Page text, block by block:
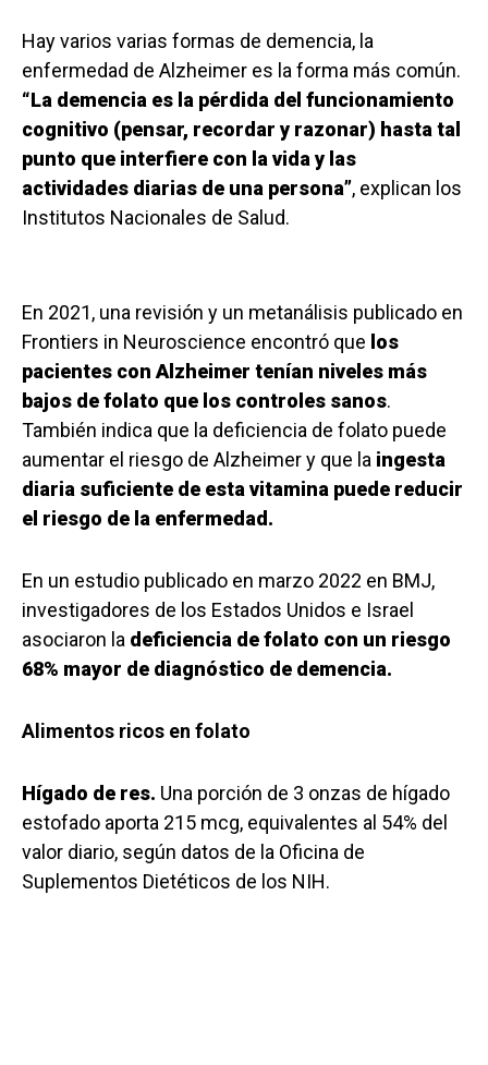
Hay varios varias formas de demencia, la
enfermedad de Alzheimer es la forma más común.
“La demencia es la pérdida del funcionamiento
cognitivo (pensar, recordar y razonar) hasta tal
punto que interfiere con la vida y las
actividades diarias de una persona”, explican los
Institutos Nacionales de Salud.
En 2021, una revisión y un metanálisis publicado en
Frontiers in Neuroscience encontró que los
pacientes con Alzheimer tenían niveles más
bajos de folato que los controles sanos.
También indica que la deficiencia de folato puede
aumentar el riesgo de Alzheimer y que la ingesta
diaria suficiente de esta vitamina puede reducir
el riesgo de la enfermedad.
En un estudio publicado en marzo 2022 en BMJ,
investigadores de los Estados Unidos e Israel
asociaron la deficiencia de folato con un riesgo
68% mayor de diagnóstico de demencia.
Alimentos ricos en folato
Hígado de res. Una porción de 3 onzas de hígado
estofado aporta 215 mcg, equivalentes al 54% del
valor diario, según datos de la Oficina de
Suplementos Dietéticos de los NIH.